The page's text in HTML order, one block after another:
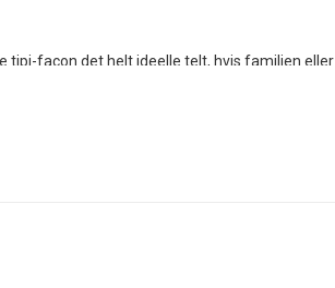
tipi-facon det helt ideelle telt, hvis familien eller
telte! Desuden er metervaren mere UV /